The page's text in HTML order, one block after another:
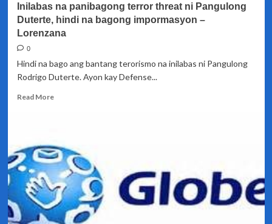
na
teroristang
nadakip
Inilabas na panibagong terror threat ni Pangulong
Duterte, hindi na bagong impormasyon –
Lorenzana
0
Hindi na bago ang bantang terorismo na inilabas ni Pangulong
Rodrigo Duterte. Ayon kay Defense...
Read MoreRead
panibagong
terror
threat
ni
Pangulong
Duterte,
hindi